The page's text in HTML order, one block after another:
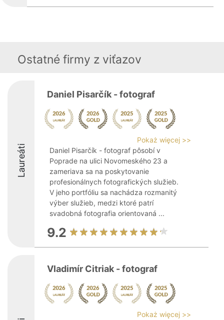
Ostatné firmy z viťazov
Laureáti
Daniel Pisarčík - fotograf
Pokaż więcej >>
Daniel Pisarčík - fotograf pôsobí v
Poprade na ulici Novomeského 23 a
zameriava sa na poskytovanie
profesionálnych fotografických služieb.
V jeho portfóliu sa nachádza rozmanitý
výber služieb, medzi ktoré patrí
svadobná fotografia orientovaná ...
9.2
Vladimír Citriak - fotograf
Pokaż więcej >>